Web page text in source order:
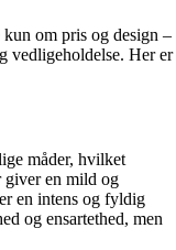
om pris og design –
vedligeholdelse. Her er
måder, hvilket
giver en mild og
en intens og fyldig
og ensartethed, men